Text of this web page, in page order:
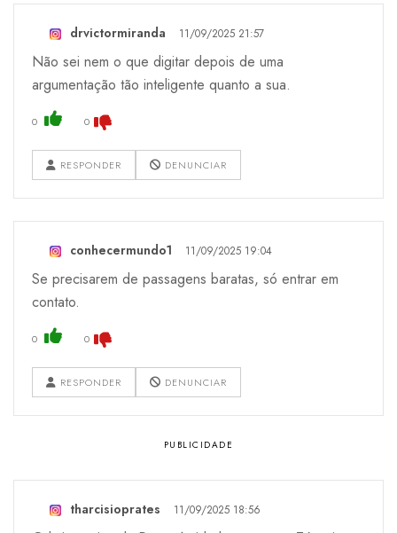
drvictormiranda 11/09/2025 21:57
Não sei nem o que digitar depois de uma
argumentação tão inteligente quanto a sua.
0 0
RESPONDER DENUNCIAR
conhecermundo1 11/09/2025 19:04
Se precisarem de passagens baratas, só entrar em
contato.
0 0
RESPONDER DENUNCIAR
tharcisioprates 11/09/2025 18:56